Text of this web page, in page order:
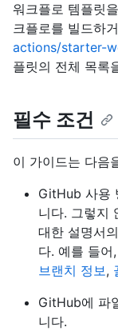
워크플로 템플릿
크플로를 빌드하
actions/starter-
플릿의 전체 목록
필수 조건
이 가이드는 다음
GitHub 사용
니다. 그렇지
대한 설명서
다. 예를 들어,
브랜치 정보 ,
GitHub에 파
니다.